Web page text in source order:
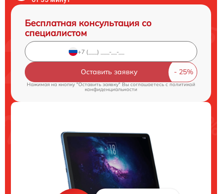
Бесплатная консультация со
специалистом
Оставить заявку
Нажимая на кнопку "Оставить заявку" Вы соглашаетесь cполитикой
конфиденциальности